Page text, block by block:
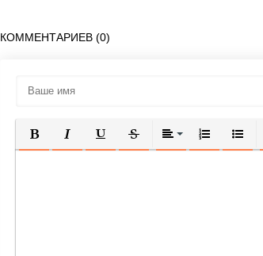
КОММЕНТАРИЕВ (0)
ПОЛУЖИРНЫЙ
КУРСИВПОДЧЕРКНУТЫЙ
ЗАЧЕРКНУТЫЙВЫРАВНИВАНИЕ